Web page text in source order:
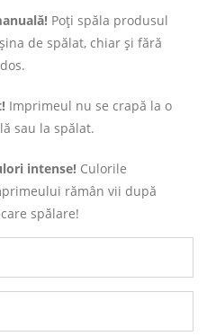
Poți spăla produsul
de spălat, chiar și fără
Imprimeul nu se crapă la o
sau la spălat.
intense! Culorile
rămân vii după
spălare!